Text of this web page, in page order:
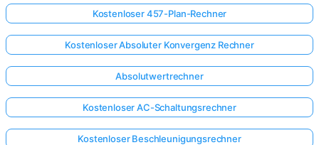
Frage
Kostenloser 457-Plan-Rechner
Kostenloser Absoluter Konvergenz Rechner
Absolutwertrechner
Kostenloser AC-Schaltungsrechner
Kostenloser Beschleunigungsrechner